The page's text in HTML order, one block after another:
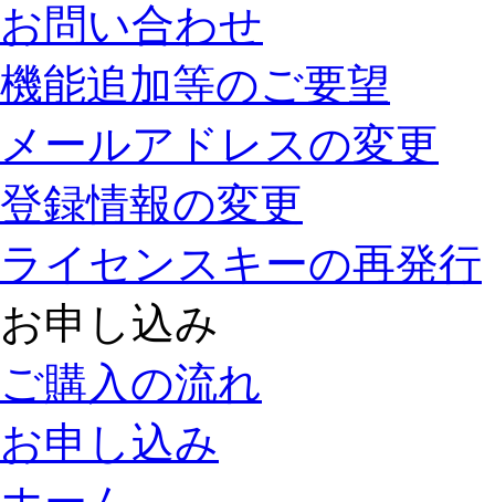
お問い合わせ
機能追加等のご要望
メールアドレスの変更
登録情報の変更
ライセンスキーの再発行
お申し込み
ご購入の流れ
お申し込み